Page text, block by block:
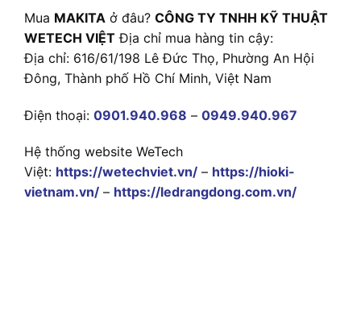
Mua MAKITA ở đâu? CÔNG TY TNHH KỸ THUẬT
WETECH VIỆT Địa chỉ mua hàng tin cậy:
Địa chỉ: 616/61/198 Lê Đức Thọ, Phường An Hội
Đông, Thành phố Hồ Chí Minh, Việt Nam
Điện thoại: 0901.940.968 – 0949.940.967
Hệ thống website WeTech
Việt: https://wetechviet.vn/ – https://hioki-
vietnam.vn/ – https://ledrangdong.com.vn/